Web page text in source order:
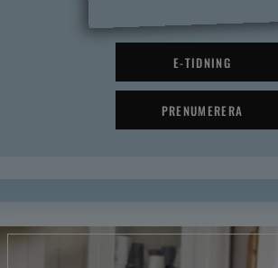
E-TIDNING
PRENUMERERA